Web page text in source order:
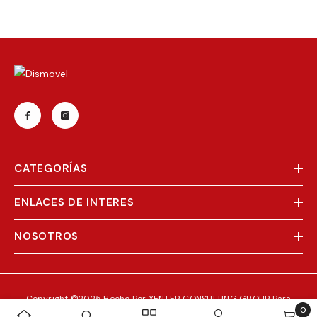
CATEGORÍAS
ENLACES DE INTERES
NOSOTROS
Copyright ©2025 Hecho PorXENTER CONSULTING GROUPPara
0